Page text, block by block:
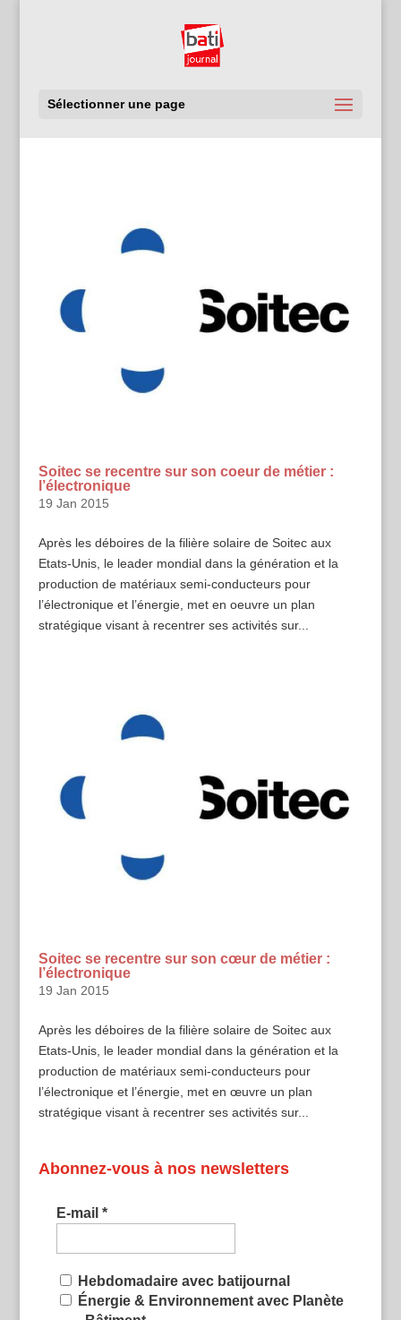
Sélectionner une page
Soitec se recentre sur son coeur de métier :
l’électronique
19 Jan 2015
Après les déboires de la filière solaire de Soitec aux
Etats-Unis, le leader mondial dans la génération et la
production de matériaux semi-conducteurs pour
l’électronique et l’énergie, met en oeuvre un plan
stratégique visant à recentrer ses activités sur...
Soitec se recentre sur son cœur de métier :
l’électronique
19 Jan 2015
Après les déboires de la filière solaire de Soitec aux
Etats-Unis, le leader mondial dans la génération et la
production de matériaux semi-conducteurs pour
l’électronique et l’énergie, met en œuvre un plan
stratégique visant à recentrer ses activités sur...
Abonnez-vous à nos newsletters
E-mail *
Hebdomadaire avec batijournal
Énergie & Environnement avec Planète